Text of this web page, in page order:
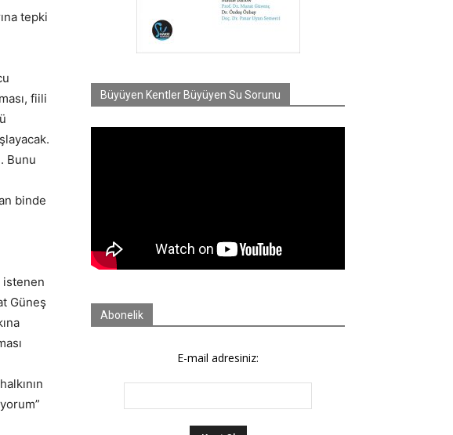
tepki
fiili
Bunu
binde
istenen
Güneş
Büyüyen Kentler Büyüyen Su Sorunu
Abonelik
E-mail adresiniz: